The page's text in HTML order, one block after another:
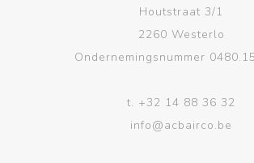
Houtstraat 3/1
2260 Westerlo
Ondernemingsnummer
t. +32 14 88 36 32
info@acbairco.be